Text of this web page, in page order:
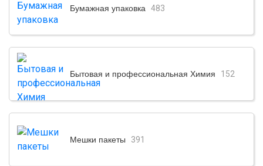
Бумажная упаковка 483
Бытовая и профессиональная Химия 152
Мешки пакеты 391